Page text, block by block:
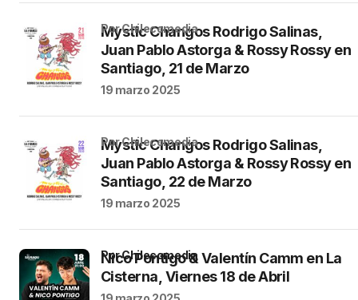
Mystic Changos Rodrigo Salinas,
Juan Pablo Astorga & Rossy Rossy en
Santiago, 21 de Marzo
por Chilecomedia
19 marzo 2025
Mystic Changos Rodrigo Salinas,
Juan Pablo Astorga & Rossy Rossy en
Santiago, 22 de Marzo
por Chilecomedia
19 marzo 2025
Nico Pontigo & Valentín Camm en La
Cisterna, Viernes 18 de Abril
por Chilecomedia